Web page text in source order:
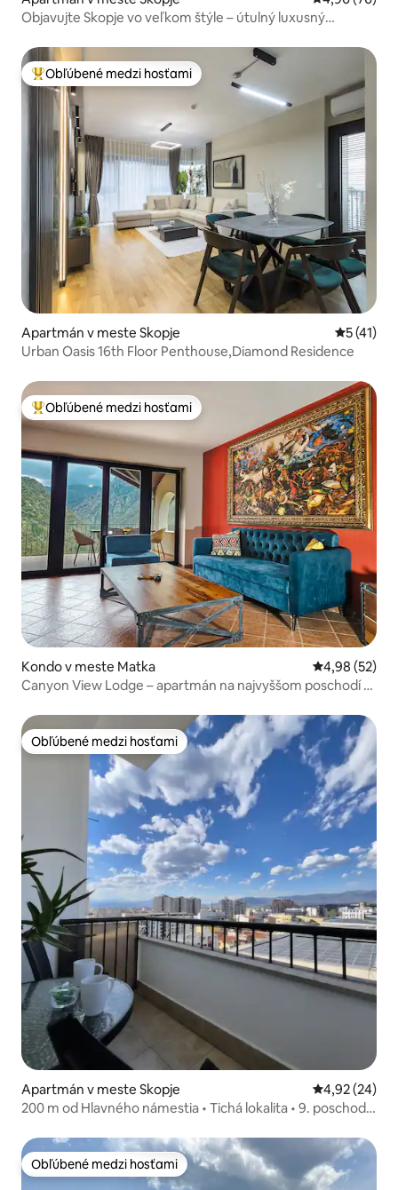
Objavujte Skopje vo veľkom štýle – útulný luxusný
Najobľúbenejšie medzi hosťami
Obľúbené medzi hosťami
Apartmán v meste Skopje
5 (41)
Urban Oasis 16th Floor Penthouse,Diamond Residence
Najobľúbenejšie medzi hosťami
Obľúbené medzi hosťami
Kondo v meste Matka Priemerné
4,98 (52)
Canyon View Lodge – apartmán na najvyššom poschodí s
Obľúbené medzi hosťami
Obľúbené medzi hosťami
Apartmán v meste Skopje Priemerné
4,92 (24)
200 m od Hlavného námestia • Tichá lokalita • 9. poschodie
Obľúbené medzi hosťami
Obľúbené medzi hosťami